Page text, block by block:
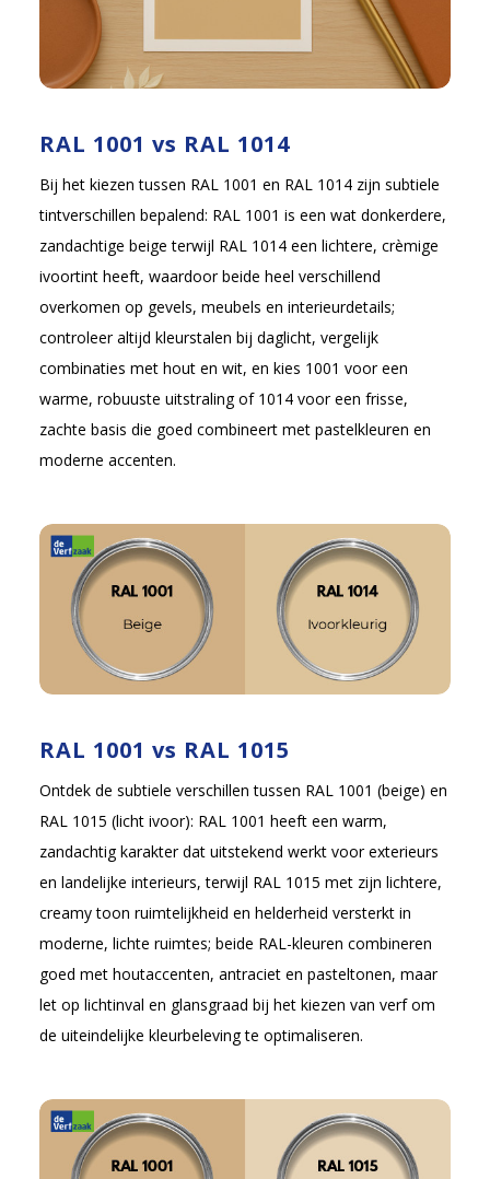
RAL 1001 vs RAL 1014
Bij het kiezen tussen RAL 1001 en RAL 1014 zijn subtiele
tintverschillen bepalend: RAL 1001 is een wat donkerdere,
zandachtige beige terwijl RAL 1014 een lichtere, crèmige
ivoortint heeft, waardoor beide heel verschillend
overkomen op gevels, meubels en interieurdetails;
controleer altijd kleurstalen bij daglicht, vergelijk
combinaties met hout en wit, en kies 1001 voor een
warme, robuuste uitstraling of 1014 voor een frisse,
zachte basis die goed combineert met pastelkleuren en
moderne accenten.
RAL 1001 vs RAL 1015
Ontdek de subtiele verschillen tussen RAL 1001 (beige) en
RAL 1015 (licht ivoor): RAL 1001 heeft een warm,
zandachtig karakter dat uitstekend werkt voor exterieurs
en landelijke interieurs, terwijl RAL 1015 met zijn lichtere,
creamy toon ruimtelijkheid en helderheid versterkt in
moderne, lichte ruimtes; beide RAL-kleuren combineren
goed met houtaccenten, antraciet en pasteltonen, maar
let op lichtinval en glansgraad bij het kiezen van verf om
de uiteindelijke kleurbeleving te optimaliseren.